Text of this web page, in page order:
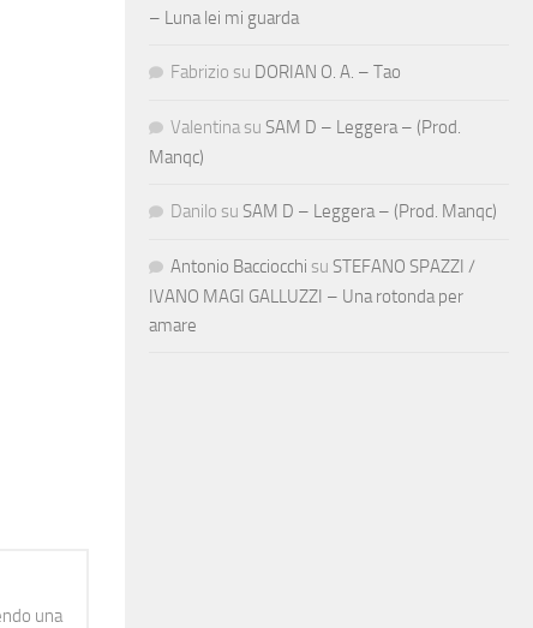
una
– Luna lei mi guarda
Fabrizio su DORIAN O. A. – Tao
Valentina su SAM D – Leggera – (Prod.
Manqc)
Danilo su SAM D – Leggera – (Prod. Manqc)
Antonio Bacciocchi su STEFANO SPAZZI /
IVANO MAGI GALLUZZI – Una rotonda per
amare